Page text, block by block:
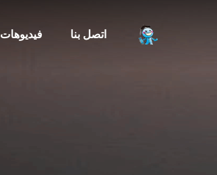
فيديوهات اتصل بنا